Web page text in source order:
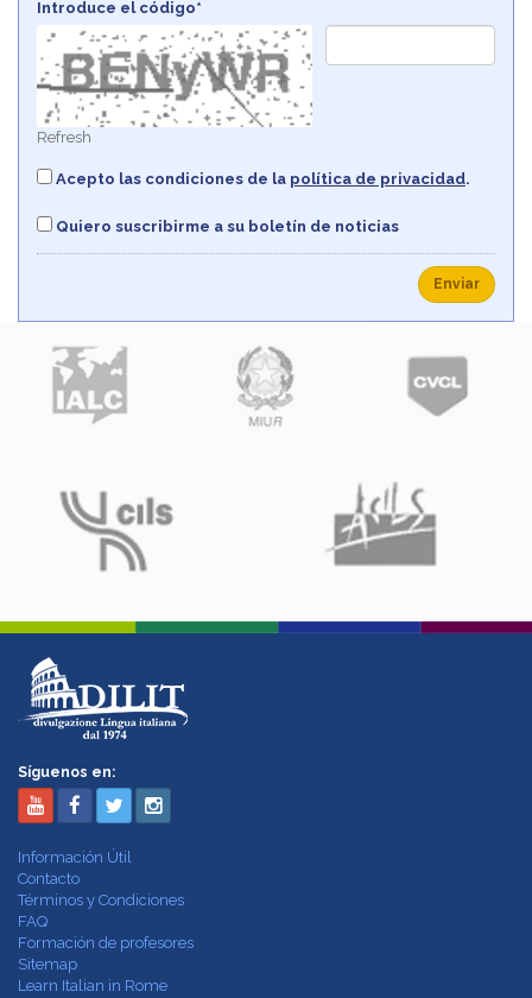
Introduce el código*
Refresh
Acepto las condiciones de la política de privacidad.
Quiero suscribirme a su boletín de noticias
Enviar
Síguenos en:
Información Útil
Contacto
Términos y Condiciones
FAQ
Formación de profesores
Sitemap
Learn Italian in Rome